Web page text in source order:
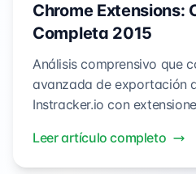
Chrome Extensions:
Completa 2015
Análisis comprensivo que
avanzada de exportación
Instracker.io con
superan a las soluciones
para la extracción de
Leer artículo completo